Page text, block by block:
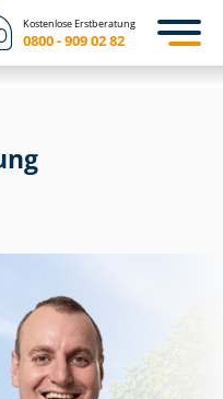
Kostenlose Erstberatung
0800 - 909 02 82